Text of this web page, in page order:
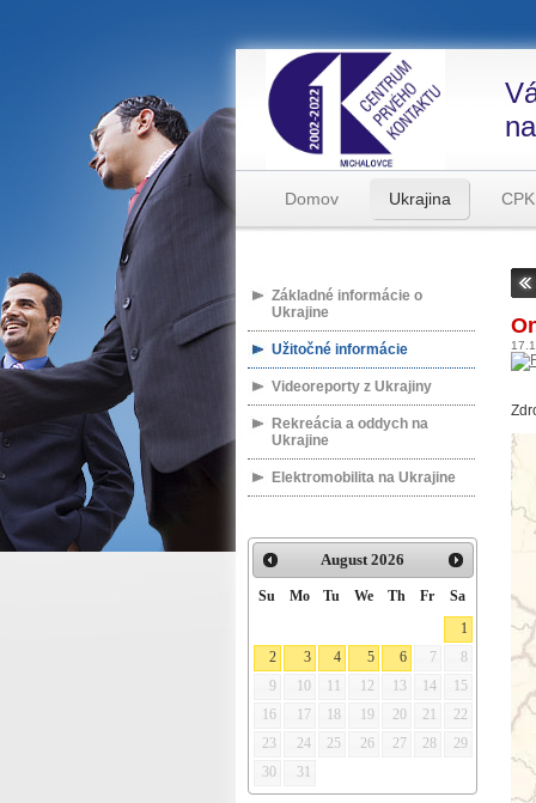
Domov Ukrajina
Základné informácie o
Ukrajine
Užitočné informácie
Videoreporty z Ukrajiny
Rekreácia a oddych na
Ukrajine
Elektromobilita na Ukrajine
August 2026
Su Mo Tu We Th Fr
Sa
1
2
3 4 5 6 7
8
9
10 11 12 13 14
15
16
17 18 19 20 21
22
23
24 25 26 27 28
29
30
31